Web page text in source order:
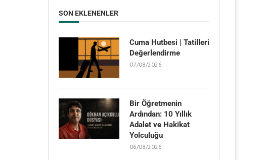
SON EKLENENLER
Cuma Hutbesi | Tatilleri
Değerlendirme
07/08/2026
Bir Öğretmenin
Ardından: 10 Yıllık
Adalet ve Hakikat
Yolculuğu
06/08/2026